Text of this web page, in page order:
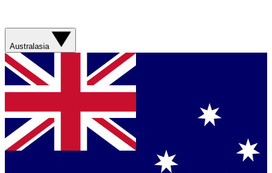
Australasia